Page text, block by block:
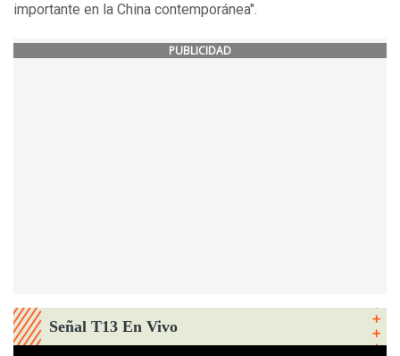
importante en la China contemporánea".
PUBLICIDAD
Señal T13 En Vivo